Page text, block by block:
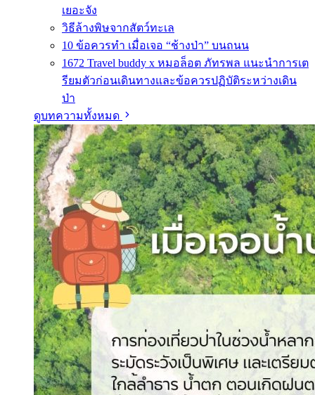
เยอะจัง
วิธีล้างพิษจากสัตว์ทะเล
10 ข้อควรทำ เมื่อเจอ “ช้างป่า” บนถนน
1672 Travel buddy x หมอล็อต ภัทรพล แนะนำการเต
รียมตัวก่อนเดินทางและข้อควรปฏิบัติระหว่างเดิน
ป่า
ดูบทความทั้งหมด